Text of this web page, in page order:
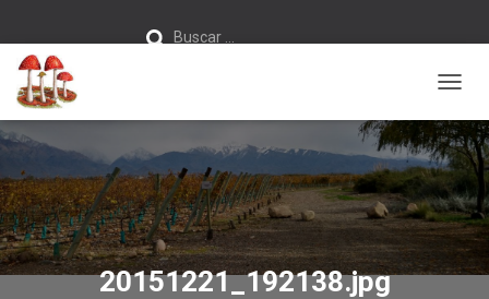
Buscar …
A
M
B
I
A
R
20151221_192138.jpg